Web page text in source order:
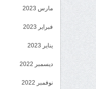
مارس 2023
فبراير 2023
يناير 2023
ديسمبر 2022
نوفمبر 2022